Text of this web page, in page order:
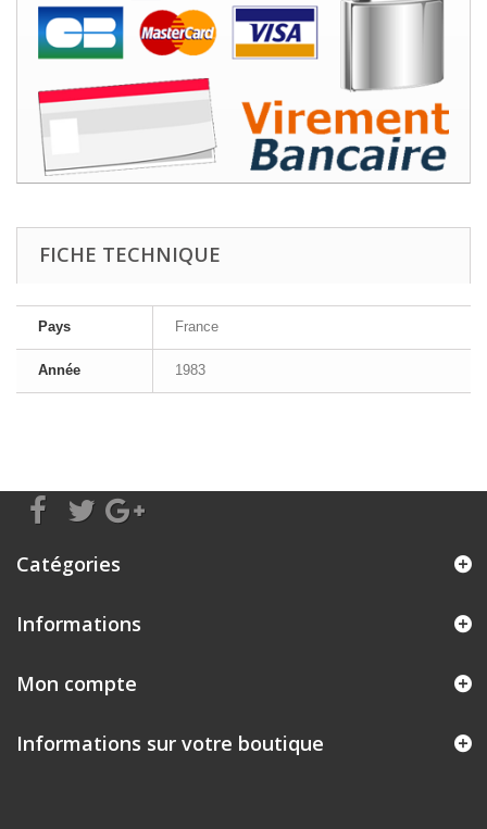
FICHE TECHNIQUE
Pays France
Année 1983
Catégories
Informations
Mon compte
Informations sur votre boutique